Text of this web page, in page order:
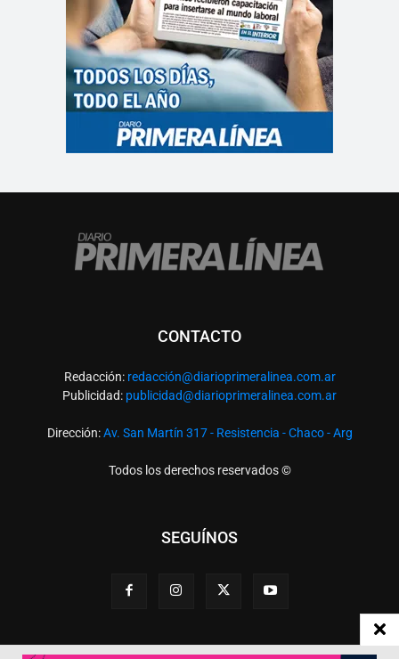
CONTACTO
Redacción: redacción@diarioprimeralinea.com.ar
Publicidad: publicidad@diarioprimeralinea.com.ar
Dirección:Av. San Martín 317 - Resistencia - Chaco - Arg
Todos los derechos reservados ©
SEGUÍNOS